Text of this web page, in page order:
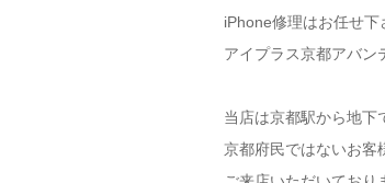
iPhone修理はお任せ
アイプラス京都アバン
当店は京都駅から地下
京都府民ではないお客